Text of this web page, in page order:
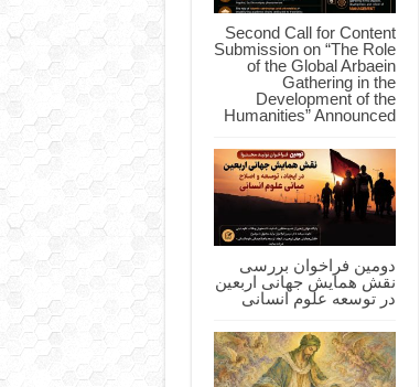
Second Call for Content
Submission on “The Role
of the Global Arbaein
Gathering in the
Development of the
Humanities” Announced
دومین فراخوان بررسی
نقش همایش جهانی اربعین
در توسعه علوم انسانی